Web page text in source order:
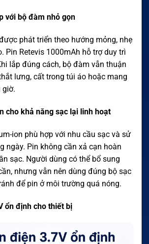
với bộ đàm nhỏ gọn
phát triển theo hướng mỏng, nhẹ
Pin Retevis 1000mAh hỗ trợ duy trì
lắp đúng cách, bộ đàm vẫn thuận
lưng, cất trong túi áo hoặc mang
giờ.
cho khả năng sạc lại linh hoạt
ion phù hợp với nhu cầu sạc và sử
ngày. Pin không cần xả cạn hoàn
sạc. Người dùng có thể bổ sung
nhưng vẫn nên dùng đúng bộ sạc
để pin ở môi trường quá nóng.
ổn định cho thiết bị